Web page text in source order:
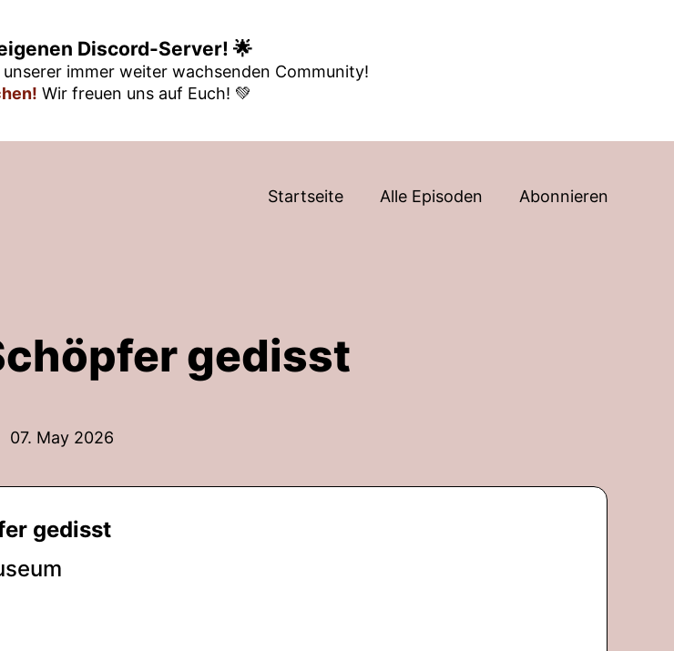
Discord-Server! 🌟
immer weiter wachsenden Community!
Wir freuen uns auf Euch! 💚
Startseite Alle Episoden Abonnieren
gedisst
07. May 2026